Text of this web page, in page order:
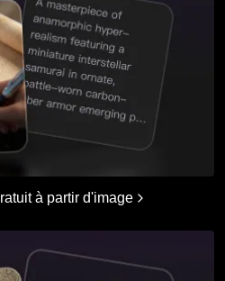
à partir d'image